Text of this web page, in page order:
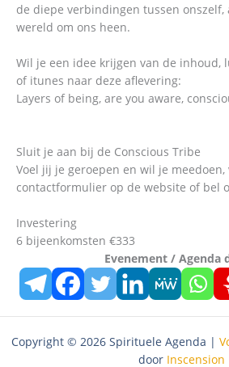
de diepe verbindingen tussen onszelf,
wereld om ons heen.
Wil je een idee krijgen van de inhoud,
of itunes naar deze aflevering:
Layers of being, are you aware,
Sluit je aan bij de Conscious Tribe
Voel jij je geroepen en wil je
contactformulier op de website of bel
Investering
6 bijeenkomsten €333
Evenement / Agenda
Copyright © 2026 Spirituele Agenda |
door Inscension